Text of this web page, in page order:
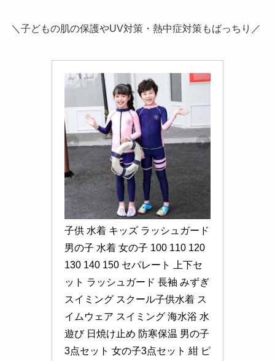
＼子どもの肌の保護やUV対策・熱中症対策もばっちり／
子供 水着 キッズ ラッシュガード
男の子 水着 女の子 100 110 120
130 140 150 セパレート 上下セ
ット ラッシュガード 長袖 みずぎ
スイミング スクール子供水着 ス
イムウェア スイミング 海水浴 水
遊び 日焼け止め 防寒保温 男の子
3点セット 女の子3点セット 紺 ピ